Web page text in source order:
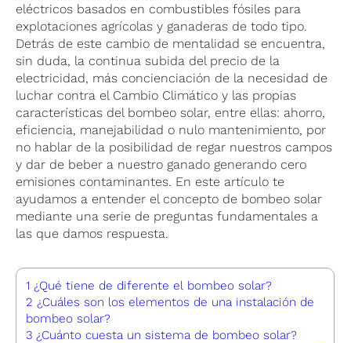
eléctricos basados en combustibles fósiles para
explotaciones agrícolas y ganaderas de todo tipo.
Detrás de este cambio de mentalidad se encuentra,
sin duda, la continua subida del precio de la
electricidad, más concienciación de la necesidad de
luchar contra el Cambio Climático y las propias
características del bombeo solar, entre ellas: ahorro,
eficiencia, manejabilidad o nulo mantenimiento, por
no hablar de la posibilidad de regar nuestros campos
y dar de beber a nuestro ganado generando cero
emisiones contaminantes. En este artículo te
ayudamos a entender el concepto de bombeo solar
mediante una serie de preguntas fundamentales a
las que damos respuesta.
1 ¿Qué tiene de diferente el bombeo solar?
2 ¿Cuáles son los elementos de una instalación de
bombeo solar?
3 ¿Cuánto cuesta un sistema de bombeo solar?